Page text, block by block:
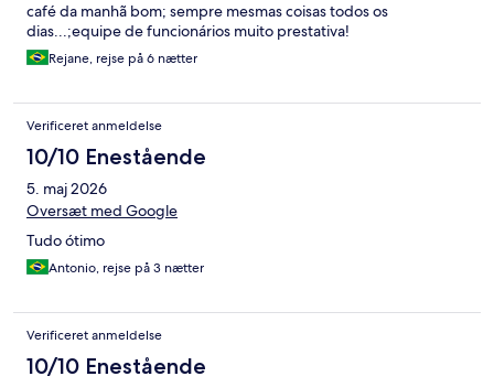
café da manhã bom; sempre mesmas coisas todos os
dias...;equipe de funcionários muito prestativa!
Rejane, rejse på 6 nætter
Verificeret anmeldelse
10/10 Enestående
5. maj 2026
Oversæt med Google
Tudo ótimo
Antonio, rejse på 3 nætter
Verificeret anmeldelse
10/10 Enestående